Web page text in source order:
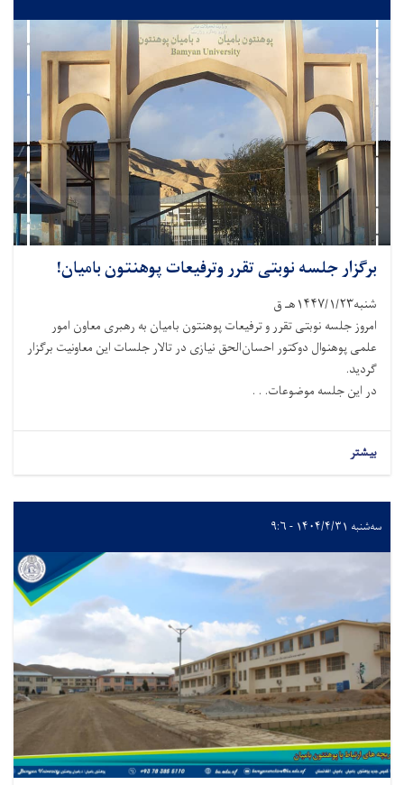
برگزار جلسه نوبتی تقرر وترفیعات پوهنتون بامیان!
شنبه۱۴۴۷/۱/۲۳هـ ق
امروز جلسه نوبتی تقرر و ترفیعات پوهنتون بامیان به رهبری معاون امور
علمی پوهنوال دوکتور احسان‌الحق نیازی در تالار جلسات این معاونیت برگزار
گردید.
در این جلسه موضوعات. . .
بیشتر
سه‌شنبه ۱۴۰۴/۴/۳۱ - ۹:۶